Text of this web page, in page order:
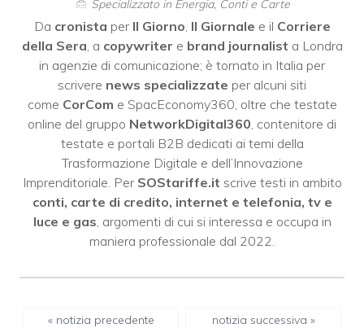
Specializzato in Energia, Conti e Carte
Da cronista per Il Giorno Il Giornale e il Corriere
della Sera , a copywriter e brand journalist a Londra
in agenzie di comunicazione; è tornato in Italia per
scrivere news specializzate per alcuni siti
come CorCom e SpacEconomy360, oltre che testate
online del gruppo NetworkDigital360 , contenitore di
testate e portali B2B dedicati ai temi della
Trasformazione Digitale e dell’Innovazione
Imprenditoriale. Per SOStariffe.it scrive testi in ambito
conti, carte di credito, internet e telefonia, tv e
luce e gas , argomenti di cui si interessa e occupa in
maniera professionale dal 2022.
« notizia precedente
notizia successiva »